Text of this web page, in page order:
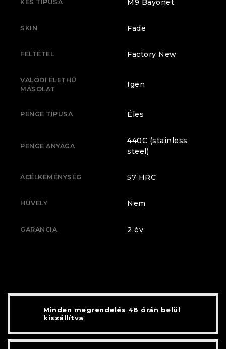
KÉS TÍPUSA M9 Bayonet
SKIN Fade
FELTÉTEL Factory New
VALÓDI ÉLETHŰ
MÁSOLAT
Igen
PENGE TÍPUSA Éles
PENGE ANYAGA
440C (stainless
steel)
ACÉLKEMÉNYSÉG 57 HRC
HÜVELY Nem
GARANCIA 2 év
Minden megrendelés 48 órán belül
kiszállítva